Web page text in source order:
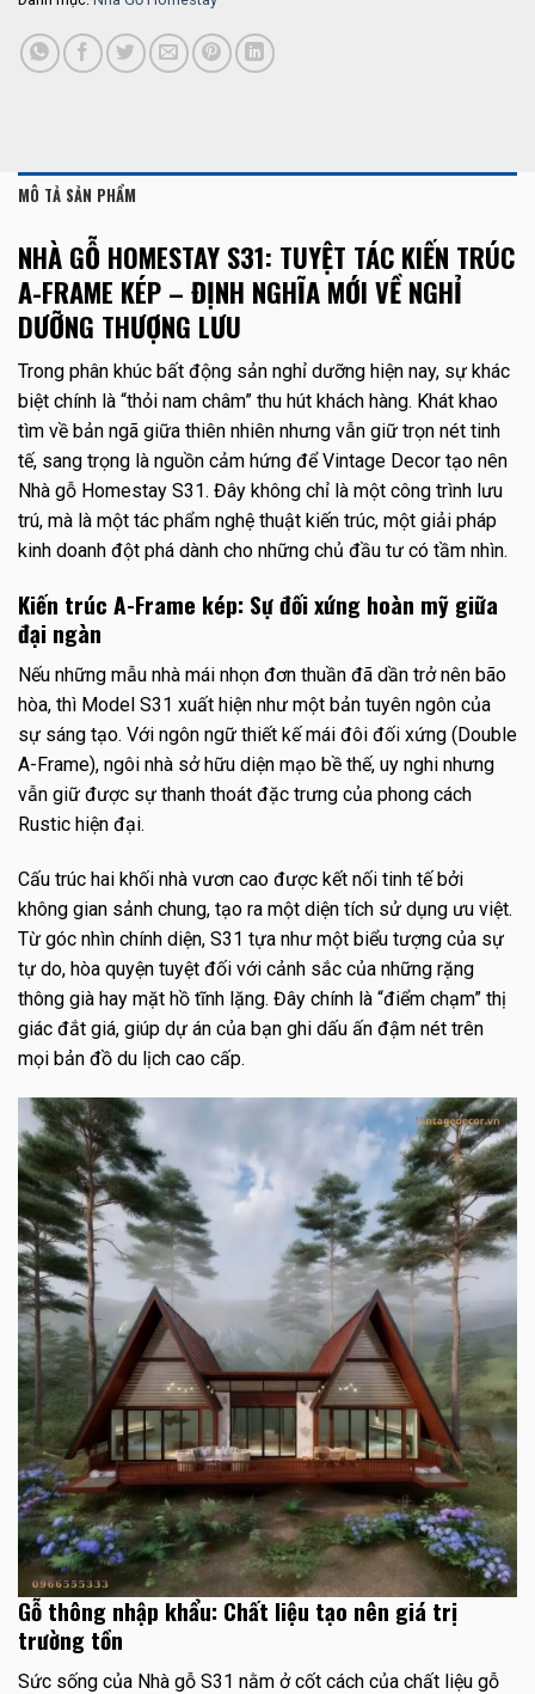
MÔ TẢ SẢN PHẨM
NHÀ GỖ HOMESTAY S31: TUYỆT TÁC KIẾN TRÚC
A-FRAME KÉP – ĐỊNH NGHĨA MỚI VỀ NGHỈ
DƯỠNG THƯỢNG LƯU
Trong phân khúc bất động sản nghỉ dưỡng hiện nay, sự khác
biệt chính là “thỏi nam châm” thu hút khách hàng. Khát khao
tìm về bản ngã giữa thiên nhiên nhưng vẫn giữ trọn nét tinh
tế, sang trọng là nguồn cảm hứng để Vintage Decor tạo nên
Nhà gỗ Homestay S31. Đây không chỉ là một công trình lưu
trú, mà là một tác phẩm nghệ thuật kiến trúc, một giải pháp
kinh doanh đột phá dành cho những chủ đầu tư có tầm nhìn.
Kiến trúc A-Frame kép: Sự đối xứng hoàn mỹ giữa
đại ngàn
Nếu những mẫu nhà mái nhọn đơn thuần đã dần trở nên bão
hòa, thì Model S31 xuất hiện như một bản tuyên ngôn của
sự sáng tạo. Với ngôn ngữ thiết kế mái đôi đối xứng (Double
A-Frame), ngôi nhà sở hữu diện mạo bề thế, uy nghi nhưng
vẫn giữ được sự thanh thoát đặc trưng của phong cách
Rustic hiện đại.
Cấu trúc hai khối nhà vươn cao được kết nối tinh tế bởi
không gian sảnh chung, tạo ra một diện tích sử dụng ưu việt.
Từ góc nhìn chính diện, S31 tựa như một biểu tượng của sự
tự do, hòa quyện tuyệt đối với cảnh sắc của những rặng
thông già hay mặt hồ tĩnh lặng. Đây chính là “điểm chạm” thị
giác đắt giá, giúp dự án của bạn ghi dấu ấn đậm nét trên
mọi bản đồ du lịch cao cấp.
Gỗ thông nhập khẩu: Chất liệu tạo nên giá trị
trường tồn
Sức sống của Nhà gỗ S31 nằm ở cốt cách của chất liệu gỗ